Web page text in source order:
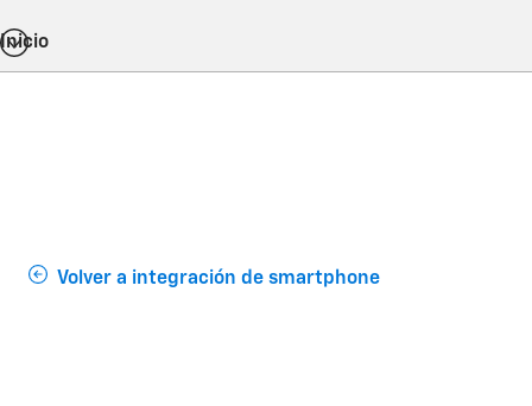
Inicio
Volver a integración de smartphone